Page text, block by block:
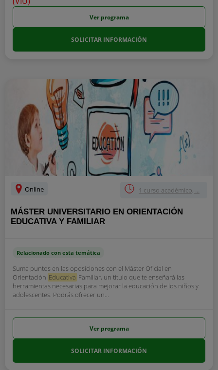
Ver programa
SOLICITAR INFORMACIÓN
Online 1 curso académico, ...
MÁSTER UNIVERSITARIO EN ORIENTACIÓN
EDUCATIVA Y FAMILIAR
Relacionado con esta temática
Suma puntos en las oposiciones con el Máster Oficial en
Orientación Educativa Familiar, un título que te enseñará las
herramientas necesarias para mejorar la educación de los niños y
adolescentes. Podrás ofrecer un...
Ver programa
SOLICITAR INFORMACIÓN